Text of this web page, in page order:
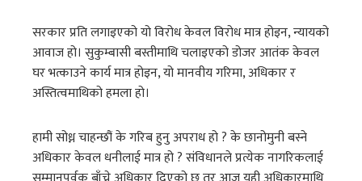
सरकार प्रति लगाइएको यो विरोध केवल विरोध मात्र होइन, न्यायको
आवाज हो। सुकुम्बासी बस्तीमाथि चलाइएको डोजर आतंक केवल
घर भत्काउने कार्य मात्र होइन, यो मानवीय गरिमा, अधिकार र
अस्तित्वमाथिको हमला हो।
हामी सोध्न चाहन्छौं के गरिब हुनु अपराध हो ? के छानोमुनी बस्ने
अधिकार केवल धनीलाई मात्र हो ? संविधानले प्रत्येक नागरिकलाई